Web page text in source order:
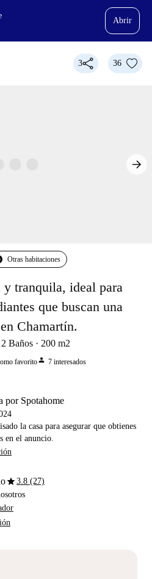
Abrir
3 36
Otras habitaciones
tranquila, ideal para
que buscan una
Chamartín.
2 Baños 200 m2
favoritoperson 7 interesados
por Spotahome
la casa para asegurar que obtienes
en el anuncio.
star3.8 (27)